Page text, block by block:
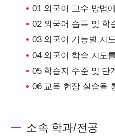
01 외국어 교수 방법
02 외국어 습득 및 학
03 외국어 기능별 지
04 외국어 학습 지도
05 학습자 수준 및 단
06 교육 현장 실습을
소속 학과/전공